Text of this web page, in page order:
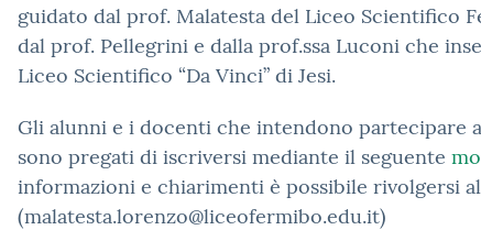
guidato dal prof. Malatesta del Liceo Scientifico
dal prof. Pellegrini e dalla prof.ssa Luconi che
Liceo Scientifico “Da Vinci” di Jesi.
Gli alunni e i docenti che intendono partecipare
sono pregati di iscriversi mediante il seguente
informazioni e chiarimenti è possibile rivolgersi
(malatesta.lorenzo@liceofermibo.edu.it)